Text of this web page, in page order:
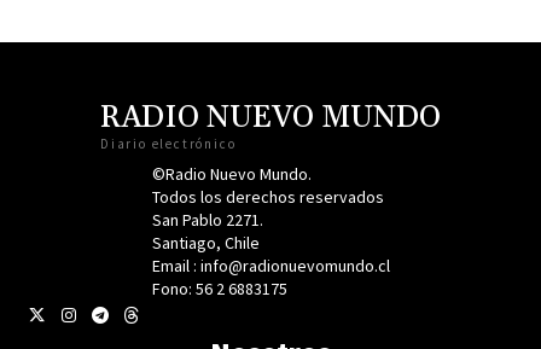
RADIO NUEVO MUNDO
Diario electrónico
©Radio Nuevo Mundo.
Todos los derechos reservados
San Pablo 2271.
Santiago, Chile
Email : info@radionuevomundo.cl
Fono: 56 2 6883175